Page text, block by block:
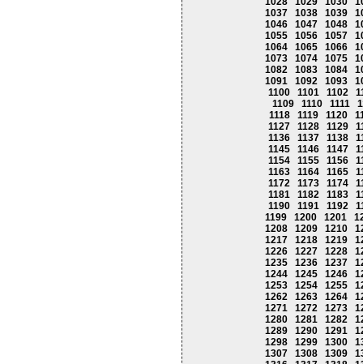
1037
1038 1039
1046
1047 1048
1055
1056 1057
1064
1065 1066
1073
1074 1075
1082
1083 1084
1091
1092 1093
1100
1101 1102
1109
1110 1111
1118
1119 1120
1127
1128 1129
1136
1137 1138
1145
1146 1147
1154
1155 1156
1163
1164 1165
1172
1173 1174
1181
1182 1183
1190
1191 1192
1199
1200 1201
1208
1209 1210
1217
1218 1219
1226
1227 1228
1235
1236 1237
1244
1245 1246
1253
1254 1255
1262
1263 1264
1271
1272 1273
1280
1281 1282
1289
1290 1291
1298
1299 1300
1307
1308 1309